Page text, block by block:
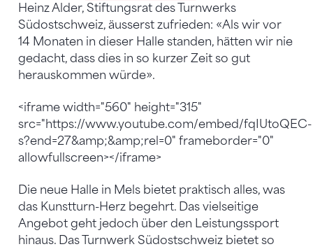
Heinz Alder, Stiftungsrat des Turnwerks
Südostschweiz, äusserst zufrieden: «Als wir vor
14 Monaten in dieser Halle standen, hätten wir nie
gedacht, dass dies in so kurzer Zeit so gut
herauskommen würde».
<iframe width="560" height="315"
src="https://www.youtube.com/embed/fqIUtoQEC-
s?end=27&amp;&amp;rel=0" frameborder="0"
allowfullscreen></iframe>
Die neue Halle in Mels bietet praktisch alles, was
das Kunstturn-Herz begehrt. Das vielseitige
Angebot geht jedoch über den Leistungssport
hinaus. Das Turnwerk Südostschweiz bietet so